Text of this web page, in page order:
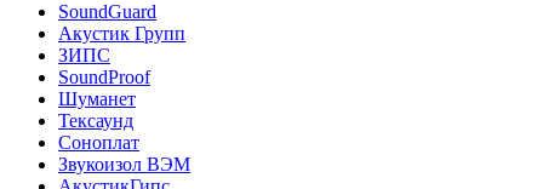
SoundGuard
Акустик Групп
ЗИПС
SoundProof
Шуманет
Тексаунд
Соноплат
Звукоизол ВЭМ